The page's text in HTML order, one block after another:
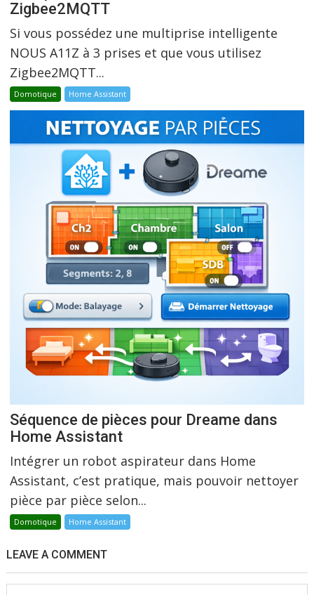
Zigbee2MQTT
Si vous possédez une multiprise intelligente
NOUS A11Z à 3 prises et que vous utilisez
Zigbee2MQTT...
Domotique Home Assistant
Séquence de pièces pour Dreame dans
Home Assistant
Intégrer un robot aspirateur dans Home
Assistant, c’est pratique, mais pouvoir nettoyer
pièce par pièce selon...
Domotique Home Assistant
LEAVE A COMMENT